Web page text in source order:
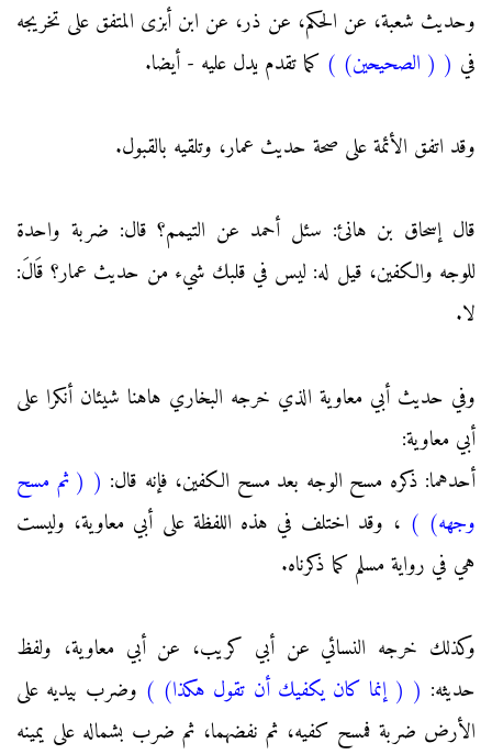
وحديث شعبة، عن الحكم، عن ذر، عن ابن أبزى المتفق على تخريجه
في ( ( الصحيحين) ) كما تقدم يدل عليه - أيضا.
وقد اتفق الأئمة على صحة حديث عمار، وتلقيه بالقبول.
قال إسحاق بن هانئ: سئل أحمد عن التيمم؟ قال: ضربة واحدة
للوجه والكفين، قيل له: ليس في قلبك شيء من حديث عمار؟ قَالَ:
لا.
وفي حديث أبي معاوية الذي خرجه البخاري هاهنا شيئان أنكرا على
أبي معاوية:
أحدهما: ذكره مسح الوجه بعد مسح الكفين، فإنه قال: ( ( ثم مسح
وجهه) ) ، وقد اختلف في هذه اللفظة على أبي معاوية، وليست
هي في رواية مسلم كما ذكرناه.
وكذلك خرجه النسائي عن أبي كريب، عن أبي معاوية، ولفظ
حديثه: ( ( إنما كان يكفيك أن تقول هكذا) ) وضرب بيديه على
الأرض ضربة فمسح كفيه، ثم نفضهما، ثم ضرب بشماله على يمينه